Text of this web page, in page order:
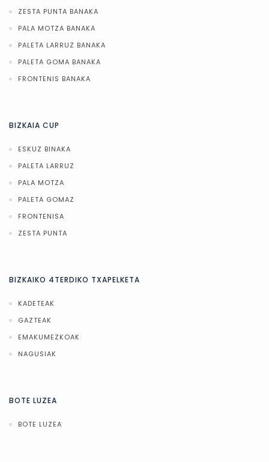
ZESTA PUNTA BANAKA
PALA MOTZA BANAKA
PALETA LARRUZ BANAKA
PALETA GOMA BANAKA
FRONTENIS BANAKA
BIZKAIA CUP
ESKUZ BINAKA
PALETA LARRUZ
PALA MOTZA
PALETA GOMAZ
FRONTENISA
ZESTA PUNTA
BIZKAIKO 4TERDIKO TXAPELKETA
KADETEAK
GAZTEAK
EMAKUMEZKOAK
NAGUSIAK
BOTE LUZEA
BOTE LUZEA